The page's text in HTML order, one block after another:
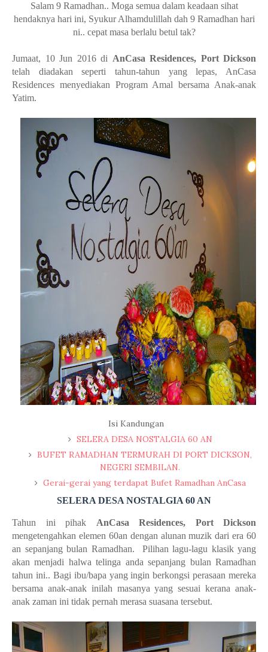
Salam 9 Ramadhan.. Moga semua dalam keadaan sihat
hendaknya hari ini, Syukur Alhamdulillah dah 9 Ramadhan hari
ni.. cepat masa berlalu betul tak?
Jumaat, 10 Jun 2016 di AnCasa Residences, Port Dickson
telah diadakan seperti tahun-tahun yang lepas, AnCasa
Residences menyediakan Program Amal bersama Anak-anak
Yatim.
Isi Kandungan
SELERA DESA NOSTALGIA 60 AN
BUFET RAMADHAN TERMURAH DI PORT DICKSON,
NEGERI SEMBILAN.
Gerai-gerai yang terdapat Bufet Ramadhan AnCasa
SELERA DESA NOSTALGIA 60 AN
Tahun ini pihak AnCasa Residences, Port Dickson
mengetengahkan elemen 60an dengan alunan muzik dari era 60
an sepanjang bulan Ramadhan. Pilihan lagu-lagu klasik yang
akan menjadi halwa telinga anda sepanjang bulan Ramadhan
tahun ini.. Bagi ibu/bapa yang ingin berkongsi perasaan mereka
bersama anak-anak inilah masanya yang sesuai kerana anak-
anak zaman ini tidak pernah merasa suasana tersebut.